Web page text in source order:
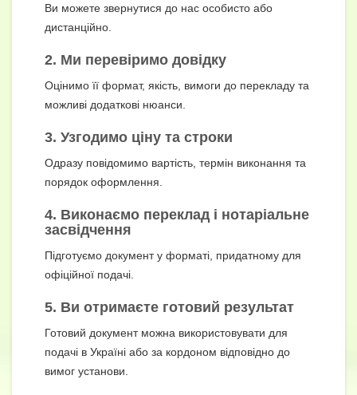
Ви можете звернутися до нас особисто або
дистанційно.
2. Ми перевіримо довідку
Оцінимо її формат, якість, вимоги до перекладу та
можливі додаткові нюанси.
3. Узгодимо ціну та строки
Одразу повідомимо вартість, термін виконання та
порядок оформлення.
4. Виконаємо переклад і нотаріальне
засвідчення
Підготуємо документ у форматі, придатному для
офіційної подачі.
5. Ви отримаєте готовий результат
Готовий документ можна використовувати для
подачі в Україні або за кордоном відповідно до
вимог установи.